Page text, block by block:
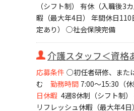
（シフト制） 有休（入職後
暇（最大年4日） 年間休日110
定あり） ○社会保険完備
介護スタッフ＜資格
応募条件 ○初任者研修、また
む
勤務時間 7:00～15:30（
日休暇 4週8休制（シフト制
リフレッシュ休暇（最大年4